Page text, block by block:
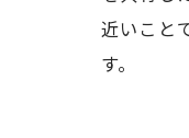
近いこと
す。